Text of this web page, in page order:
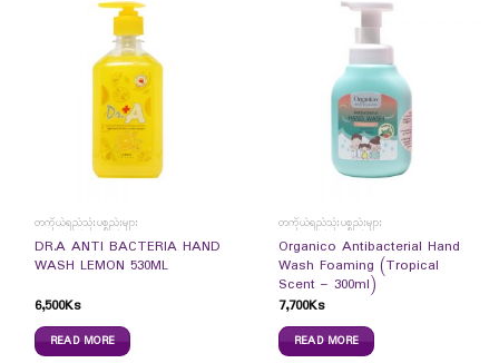
တကိုယ်ရည်သုံးပစ္စည်းများ
DR.A ANTI BACTERIA HAND
WASH LEMON 530ML
6,500Ks
READ MORE
တကိုယ်ရည်သုံးပစ္စည်းများ
Organico Antibacterial Hand
Wash Foaming (Tropical
Scent – 300ml)
7,700Ks
READ MORE